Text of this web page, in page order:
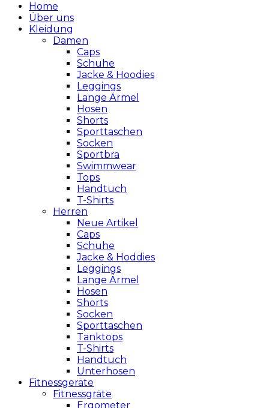
Home
Über uns
Kleidung
Damen
Caps
Schuhe
Jacke & Hoodies
Leggings
Lange Ärmel
Hosen
Shorts
Sporttaschen
Socken
Sportbra
Swimmwear
Tops
Handtuch
T-Shirts
Herren
Neue Artikel
Caps
Schuhe
Jacke & Hoddies
Leggings
Lange Ärmel
Hosen
Shorts
Socken
Sporttaschen
Tanktops
T-Shirts
Handtuch
Unterhosen
Fitnessgeräte
Fitnessgräte
Ergometer